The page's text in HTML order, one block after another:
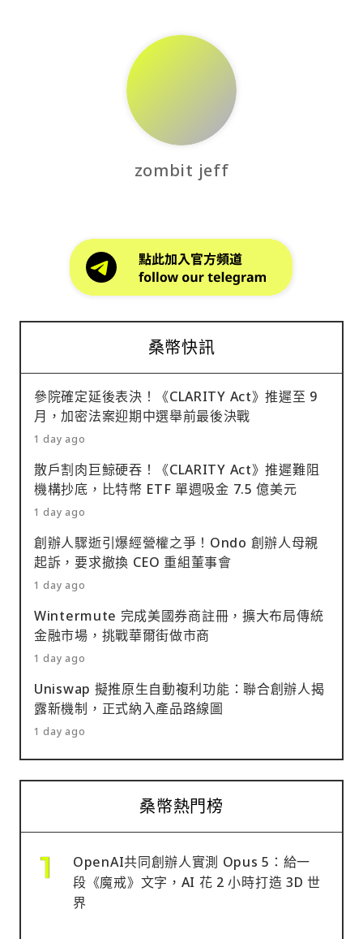
zombit jeff
桑幣快訊
參院確定延後表決！《CLARITY Act》推遲至 9
月，加密法案迎期中選舉前最後決戰
1 day ago
散戶割肉巨鯨硬吞！《CLARITY Act》推遲難阻
機構抄底，比特幣 ETF 單週吸金 7.5 億美元
1 day ago
創辦人驟逝引爆經營權之爭！Ondo 創辦人母親
起訴，要求撤換 CEO 重組董事會
1 day ago
Wintermute 完成美國券商註冊，擴大布局傳統
金融市場，挑戰華爾街做市商
1 day ago
Uniswap 擬推原生自動複利功能：聯合創辦人揭
露新機制，正式納入產品路線圖
1 day ago
桑幣熱門榜
OpenAI共同創辦人實測 Opus 5：給一
段《魔戒》文字，AI 花 2 小時打造 3D 世
界